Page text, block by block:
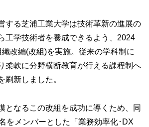
する芝浦工業大学は技術革新の進展の
工学技術者を養成できるよう、2024
改編(改組)を実施。従来の学科制に
柔軟に分野横断教育が行える課程制へ
刷新しました。
となるこの改組を成功に導くため、同
をメンバーとした「業務効率化･DX